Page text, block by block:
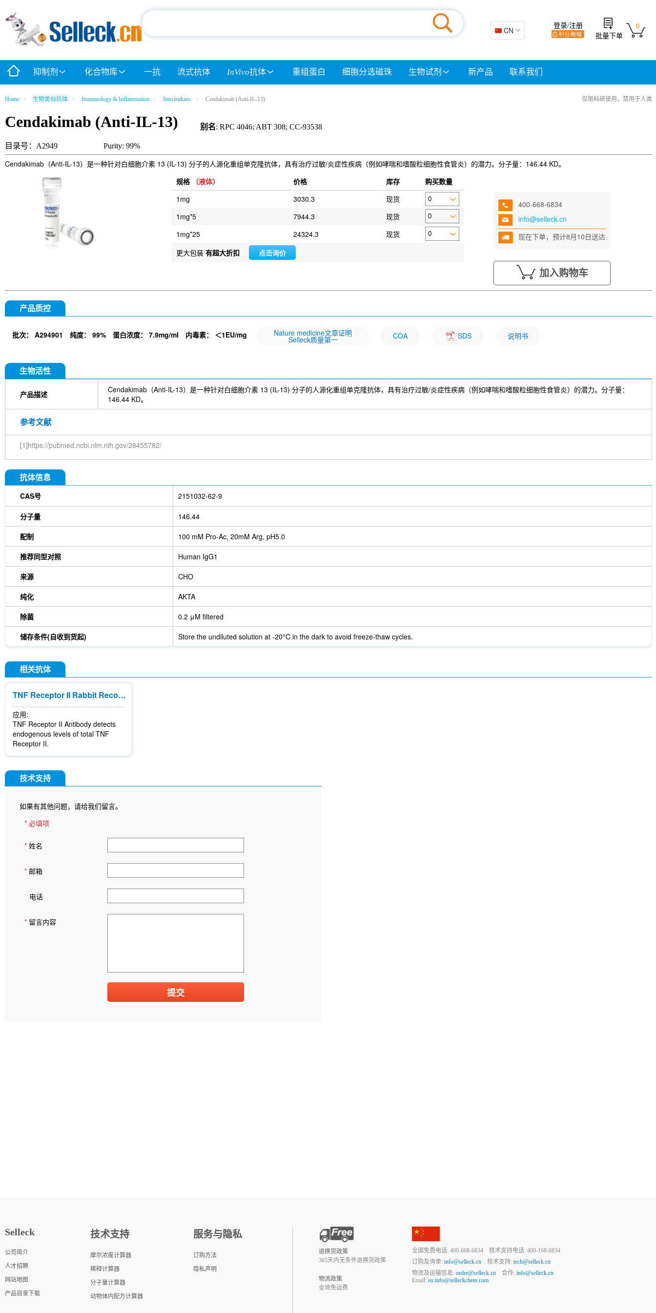
🇨🇳 CN
0
批量下单
登录/注册
抑制剂 化合物库 一抗 流式抗体 InVivo抗体 重组蛋白 细胞分选磁珠 生物试剂 新产品 联系我们
Home 生物类似抗体 Immunology & Inflammation Interleukins Cendakimab (Anti-IL-13) 仅限科研使用，禁用于人类
Cendakimab (Anti-IL-13) 别名: RPC 4046; ABT 308; CC-93538
目录号：A2949 Purity: 99%
Cendakimab（Anti-IL-13）是一种针对白细胞介素 13 (IL-13) 分子的人源化重组单克隆抗体，具有治疗过敏/炎症性疾病（例如哮喘和嗜酸粒细胞性食管炎）的潜力。分子量：146.44 KD。
规格 （液体） 价格 库存
购买数量
1mg
3030.3
现货
1mg*5
7944.3
现货
1mg*25
24324.3
现货
更大包装 有超大折扣 点击询价
400-668-6834
info@selleck.cn
现在下单，预计8月10日送达
加入购物车
产品质控
批次： A294901 纯度： 99% 蛋白浓度： 7.9mg/ml 内毒素： ＜1EU/mg Nature medicine文章证明
Selleck质量第一 COA SDS 说明书
生物活性
产品描述
Cendakimab（Anti-IL-13）是一种针对白细胞介素 13 (IL-13) 分子的人源化重组单克隆抗体，具有治疗过敏/炎症性疾病（例如哮喘和嗜酸粒细胞性食管炎）的潜力。分子量：
146.44 KD。
参考文献
[1]https://pubmed.ncbi.nlm.nih.gov/28455782/
抗体信息
CAS号 2151032-62-9
分子量 146.44
配制 100 mM Pro-Ac, 20mM Arg, pH5.0
推荐同型对照 Human IgG1
来源 CHO
纯化 AKTA
除菌 0.2 μM filtered
储存条件(自收到货起) Store the undiluted solution at -20°C in the dark to avoid freeze-thaw cycles.
相关抗体
TNF Receptor II Rabbit Recombinant mAb
应用:
TNF Receptor II Antibody detects
endogenous levels of total TNF
Receptor II.
技术支持
如果有其他问题，请给我们留言。
* 必填项
* 姓名
* 邮箱
电话
* 留言内容
Selleck
公司简介
人才招聘
网站地图
产品目录下载
技术支持
摩尔浓度计算器
稀释计算器
分子量计算器
动物体内配方计算器
服务与隐私
订购方法
隐私声明
退换货政策
365天内无条件退换货政策
物流政策
全场免运费
全国免费电话: 400-668-6834 技术支持电话: 400-168-6834
订购及询单: info@selleck.cn 技术支持: tech@selleck.cn
物流及运输信息: order@selleck.cn 合作: info@selleck.cn
Email: eu.info@selleckchem.com